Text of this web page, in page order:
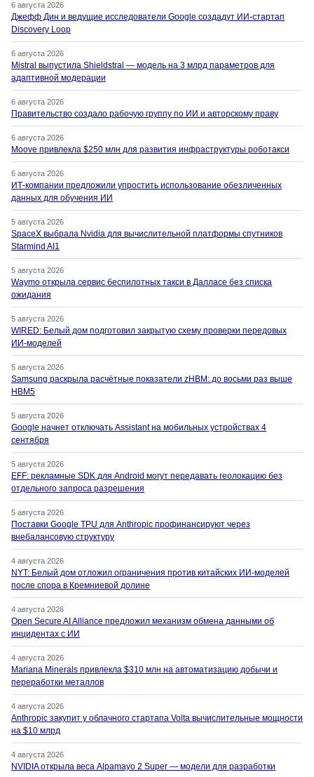
6 августа 2026
Джефф Дин и ведущие исследователи Google создадут ИИ-стартап
Discovery Loop
6 августа 2026
Mistral выпустила Shieldstral — модель на 3 млрд параметров для
адаптивной модерации
6 августа 2026
Правительство создало рабочую группу по ИИ и авторскому праву
6 августа 2026
Moove привлекла $250 млн для развития инфраструктуры роботакси
6 августа 2026
ИТ-компании предложили упростить использование обезличенных
данных для обучения ИИ
5 августа 2026
SpaceX выбрала Nvidia для вычислительной платформы спутников
Starmind AI1
5 августа 2026
Waymo открыла сервис беспилотных такси в Далласе без списка
ожидания
5 августа 2026
WIRED: Белый дом подготовил закрытую схему проверки передовых
ИИ-моделей
5 августа 2026
Samsung раскрыла расчётные показатели zHBM: до восьми раз выше
HBM5
5 августа 2026
Google начнет отключать Assistant на мобильных устройствах 4
сентября
5 августа 2026
EFF: рекламные SDK для Android могут передавать геолокацию без
отдельного запроса разрешения
5 августа 2026
Поставки Google TPU для Anthropic профинансируют через
внебалансовую структуру
4 августа 2026
NYT: Белый дом отложил ограничения против китайских ИИ-моделей
после спора в Кремниевой долине
4 августа 2026
Open Secure AI Alliance предложил механизм обмена данными об
инцидентах с ИИ
4 августа 2026
Mariana Minerals привлекла $310 млн на автоматизацию добычи и
переработки металлов
4 августа 2026
Anthropic закупит у облачного стартапа Volta вычислительные мощности
на $10 млрд
4 августа 2026
NVIDIA открыла веса Alpamayo 2 Super — модели для разработки